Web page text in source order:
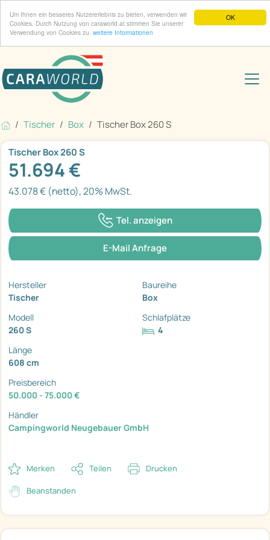
OK
Um Ihnen ein besseres Nutzererlebnis zu bieten, verwenden wir
Cookies. Durch Nutzung von caraworld.at stimmen Sie unserer
Verwendung von Cookies zu. weitere Informationen
Tischer Box Tischer Box 260 S
Tischer Box 260 S
51.694 €
43.078 € (netto), 20% MwSt.
Tel. anzeigen
E-Mail Anfrage
Hersteller
Tischer
Baureihe
Box
Modell
260 S
Schlafplätze
4
Länge
608 cm
Preisbereich
50.000 - 75.000 €
Händler
Campingworld Neugebauer GmbH
Merken Teilen Drucken
Beanstanden